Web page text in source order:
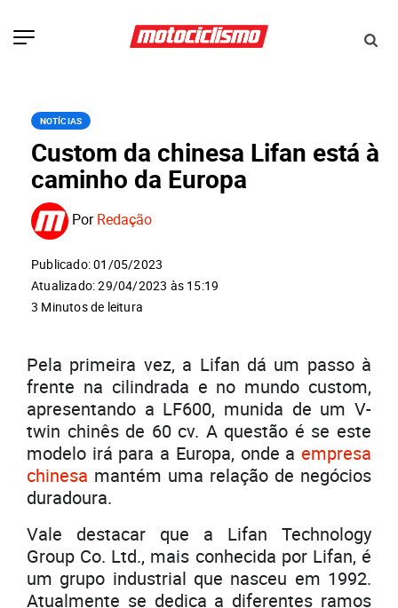
NOTÍCIAS
Custom da chinesa Lifan está à
caminho da Europa
PorRedação
Publicado: 01/05/2023
Atualizado: 29/04/2023 às 15:19
3 Minutos de leitura
Pela primeira vez, a Lifan dá um passo à
frente na cilindrada e no mundo custom,
apresentando a LF600, munida de um V-
twin chinês de 60 cv. A questão é se este
modelo irá para a Europa, onde a empresa
chinesa mantém uma relação de negócios
duradoura.
Vale destacar que a Lifan Technology
Group Co. Ltd., mais conhecida por Lifan, é
um grupo industrial que nasceu em 1992.
Atualmente se dedica a diferentes ramos